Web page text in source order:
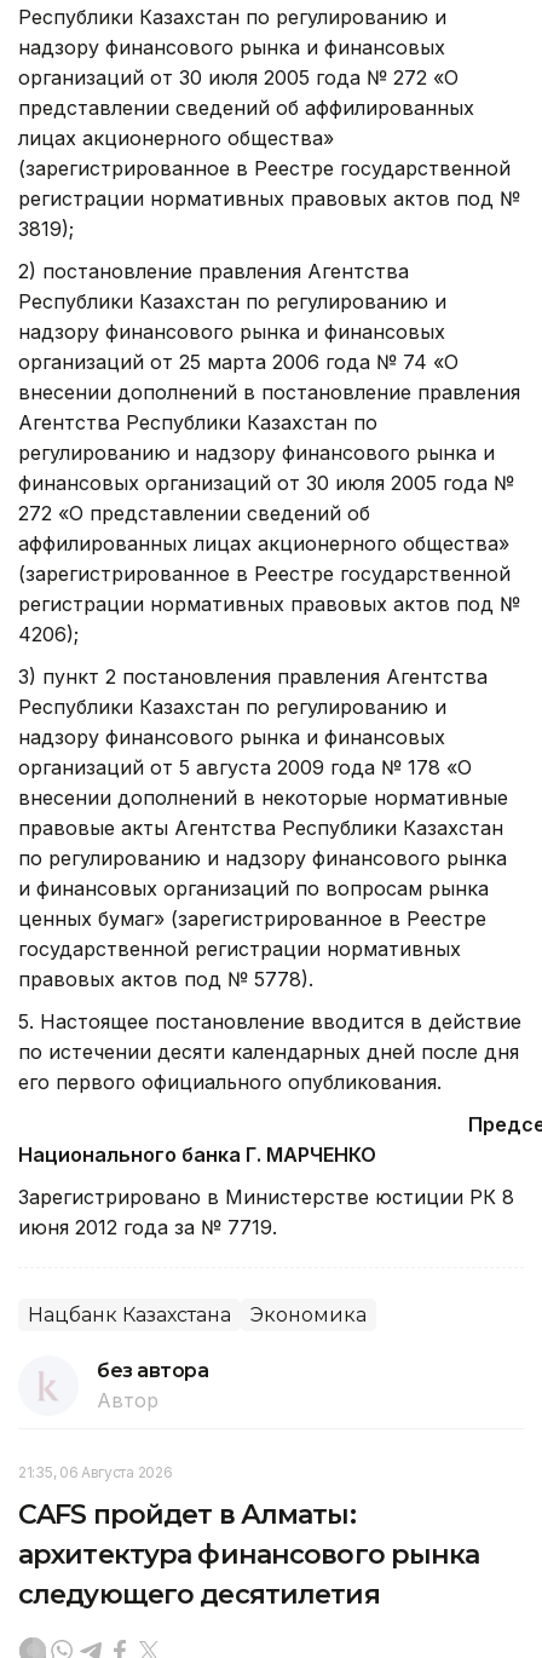
Республики Казахстан по регулированию и
надзору финансового рынка и финансовых
организаций от 30 июля 2005 года № 272 «О
представлении сведений об аффилированных
лицах акционерного общества»
(зарегистрированное в Реестре государственной
регистрации нормативных правовых актов под №
3819);
2) постановление правления Агентства
Республики Казахстан по регулированию и
надзору финансового рынка и финансовых
организаций от 25 марта 2006 года № 74 «О
внесении дополнений в постановление правления
Агентства Республики Казахстан по
регулированию и надзору финансового рынка и
финансовых организаций от 30 июля 2005 года №
272 «О представлении сведений об
аффилированных лицах акционерного общества»
(зарегистрированное в Реестре государственной
регистрации нормативных правовых актов под №
4206);
3) пункт 2 постановления правления Агентства
Республики Казахстан по регулированию и
надзору финансового рынка и финансовых
организаций от 5 августа 2009 года № 178 «О
внесении дополнений в некоторые нормативные
правовые акты Агентства Республики Казахстан
по регулированию и надзору финансового рынка
и финансовых организаций по вопросам рынка
ценных бумаг» (зарегистрированное в Реестре
государственной регистрации нормативных
правовых актов под № 5778).
5. Настоящее постановление вводится в действие
по истечении десяти календарных дней после дня
его первого официального опубликования.
Национального банка Г. МАРЧЕНКО
Зарегистрировано в Министерстве юстиции РК 8
июня 2012 года за № 7719.
Нацбанк Казахстана Экономика
без автора
Автор
21:35, 06 Августа 2026
CAFS пройдет в Алматы:
архитектура финансового рынка
следующего десятилетия